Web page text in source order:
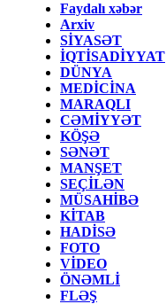
Faydalı xəbər
Arxiv
SİYASƏT
İQTİSADİYYAT
DÜNYA
MEDİCİNA
MARAQLI
CƏMİYYƏT
KÖŞƏ
SƏNƏT
MANŞET
SEÇİLƏN
MÜSAHİBƏ
KİTAB
HADİSƏ
FOTO
VİDEO
ÖNƏMLİ
FLƏŞ